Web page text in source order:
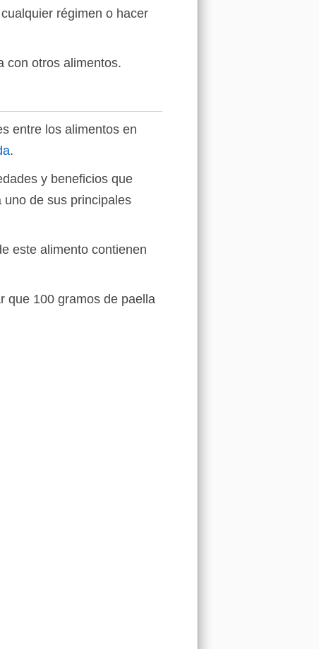
régimen o hacer
con otros alimentos.
entre los alimentos en
.
y beneficios que
de sus principales
este alimento contienen
que 100 gramos de paella